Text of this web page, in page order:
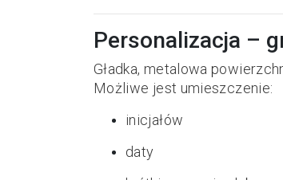
Personalizacja –
Gładka, metalowa
Możliwe jest umieszczenie:
inicjałów
daty